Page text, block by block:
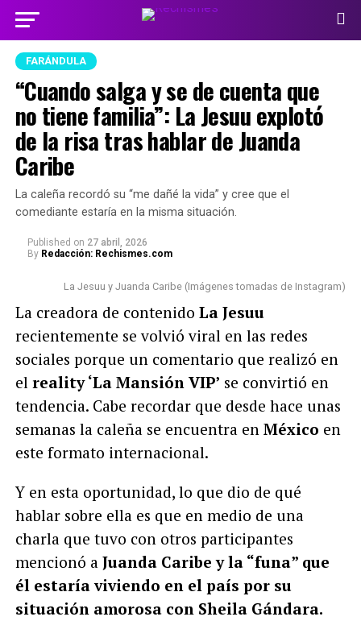
FARÁNDULA
“Cuando salga y se de cuenta que
no tiene familia”: La Jesuu explotó
de la risa tras hablar de Juanda
Caribe
La caleña recordó su “me dañé la vida” y cree que el
comediante estaría en la misma situación.
Published on 27 abril, 2026
By Redacción: Rechismes.com
La Jesuu y Juanda Caribe (Imágenes tomadas de Instagram)
La creadora de contenido La Jesuu
recientemente se volvió viral en las redes
sociales porque un comentario que realizó en
el reality ‘La Mansión VIP’ se convirtió en
tendencia. Cabe recordar que desde hace unas
semanas la caleña se encuentra en México en
este formato internacional.
Y en esta oportunidad, lo que dio de qué
hablar sobre ella es que en medio de una
charla que tuvo con otros participantes
mencionó aJuanda Caribe y la “funa” que
él estaría viviendo en el país por su
situación amorosa con Sheila Gándara.